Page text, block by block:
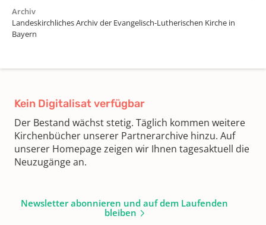
Archiv
Landeskirchliches Archiv der Evangelisch-Lutherischen Kirche in
Bayern
Kein Digitalisat verfügbar
Der Bestand wächst stetig. Täglich kommen weitere
Kirchenbücher unserer Partnerarchive hinzu. Auf
unserer Homepage zeigen wir Ihnen tagesaktuell die
Neuzugänge an.
Newsletter abonnieren und auf dem Laufenden
bleiben